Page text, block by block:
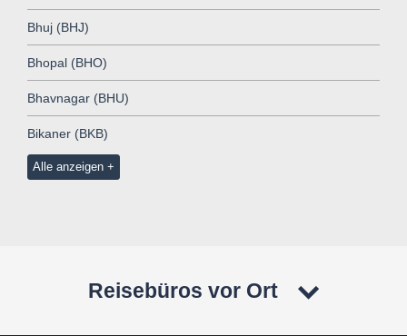
Bhuj (BHJ)
Bhopal (BHO)
Bhavnagar (BHU)
Bikaner (BKB)
Alle anzeigen
Reisebüros vor Ort